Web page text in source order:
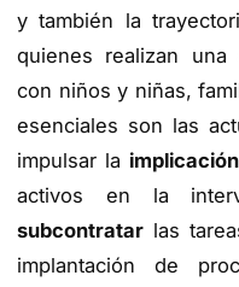
y también la
quienes realizan una
con niños y niñas,
esenciales son las
impulsar la
activos en la
subcontratar las
implantación de